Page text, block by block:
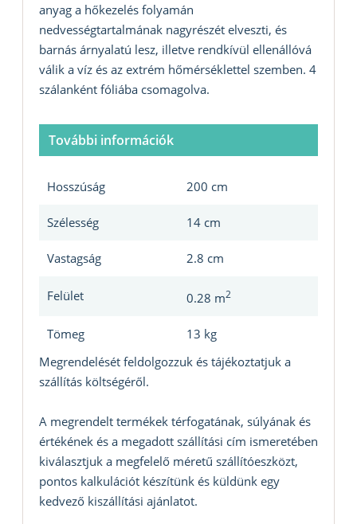
anyag a hőkezelés folyamán
nedvességtartalmának nagyrészét elveszti, és
barnás árnyalatú lesz, illetve rendkívül ellenállóvá
válik a víz és az extrém hőmérséklettel szemben. 4
szálanként fóliába csomagolva.
További információk
Hosszúság 200 cm
Szélesség 14 cm
Vastagság 2.8 cm
Felület 0.28 m2
Tömeg
13 kg
Megrendelését feldolgozzuk és tájékoztatjuk a
szállítás költségéről.
A megrendelt termékek térfogatának, súlyának és
értékének és a megadott szállítási cím ismeretében
kiválasztjuk a megfelelő méretű szállítóeszközt,
pontos kalkulációt készítünk és küldünk egy
kedvező kiszállítási ajánlatot.